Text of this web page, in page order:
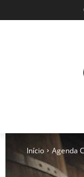
Início Agenda